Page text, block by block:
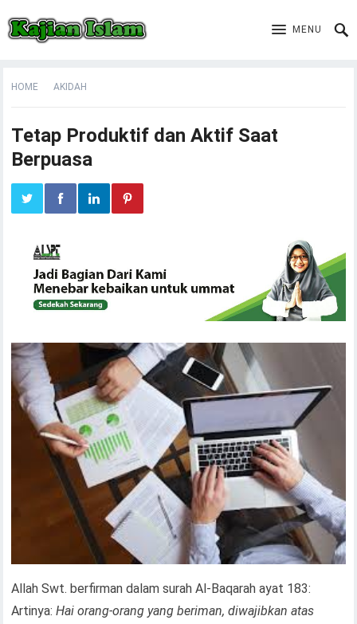
MENU
HOME AKIDAH
Tetap Produktif dan Aktif Saat
Berpuasa
Allah Swt. berfirman dalam surah Al-Baqarah ayat 183:
Artinya:Hai orang-orang yang beriman, diwajibkan atas